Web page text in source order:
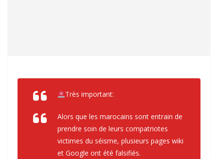
Très important:
Alors que les marocains sont entrain de
prendre soin de leurs compatriotes
victimes du séisme, plusieurs pages wiki
et Google ont été falsifiés.